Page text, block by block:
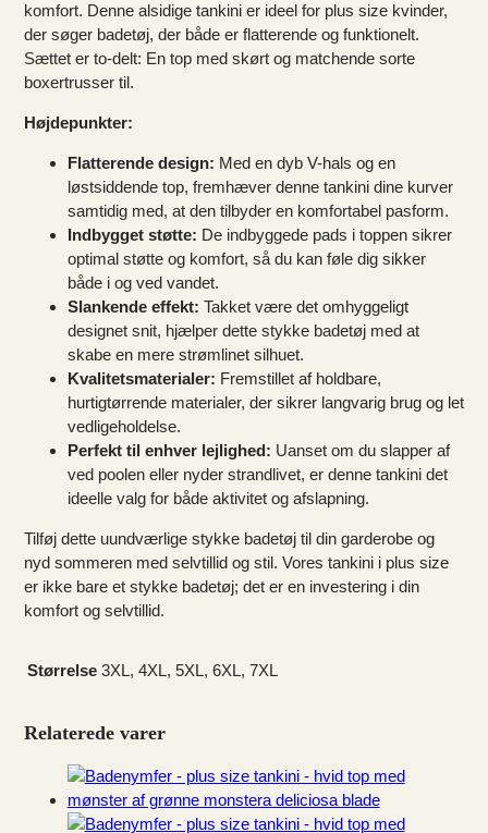
komfort. Denne alsidige tankini er ideel for plus size kvinder,
der søger badetøj, der både er flatterende og funktionelt.
Sættet er to-delt: En top med skørt og matchende sorte
boxertrusser til.
Højdepunkter:
Flatterende design: Med en dyb V-hals og en
løstsiddende top, fremhæver denne tankini dine kurver
samtidig med, at den tilbyder en komfortabel pasform.
Indbygget støtte: De indbyggede pads i toppen sikrer
optimal støtte og komfort, så du kan føle dig sikker
både i og ved vandet.
Slankende effekt: Takket være det omhyggeligt
designet snit, hjælper dette stykke badetøj med at
skabe en mere strømlinet silhuet.
Kvalitetsmaterialer: Fremstillet af holdbare,
hurtigtørrende materialer, der sikrer langvarig brug og let
vedligeholdelse.
Perfekt til enhver lejlighed: Uanset om du slapper af
ved poolen eller nyder strandlivet, er denne tankini det
ideelle valg for både aktivitet og afslapning.
Tilføj dette uundværlige stykke badetøj til din garderobe og
nyd sommeren med selvtillid og stil. Vores tankini i plus size
er ikke bare et stykke badetøj; det er en investering i din
komfort og selvtillid.
Størrelse 3XL, 4XL, 5XL, 6XL, 7XL
Relaterede varer